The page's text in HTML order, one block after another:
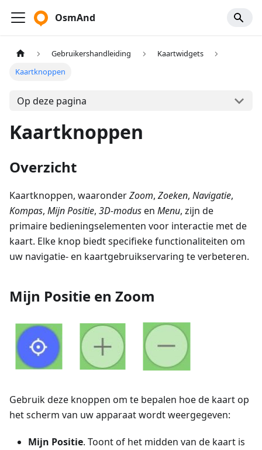
OsmAnd
Gebruikershandleiding
Kaartwidgets
Kaartknoppen
Op deze pagina
Kaartknoppen
Overzicht
Kaartknoppen, waaronderZoom, Zoeken, Navigatie,
Kompas, Mijn Positie, 3D-modusen Menu, zijn de
primaire bedieningselementen voor interactie met de
kaart. Elke knop biedt specifieke functionaliteiten om
uw navigatie- en kaartgebruikservaring te verbeteren.
Mijn Positie en Zoom
Gebruik deze knoppen om te bepalen hoe de kaart op
het scherm van uw apparaat wordt weergegeven:
Mijn Positie. Toont of het midden van de kaart is